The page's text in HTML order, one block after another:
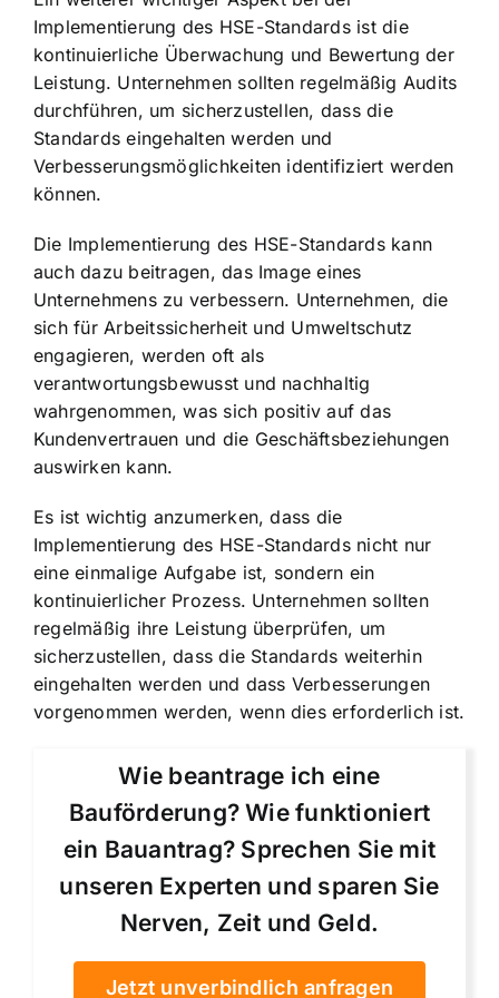
Implementierung des HSE-Standards ist die
kontinuierliche Überwachung und Bewertung der
Leistung. Unternehmen sollten regelmäßig Audits
durchführen, um sicherzustellen, dass die
Standards eingehalten werden und
Verbesserungsmöglichkeiten identifiziert werden
können.
Die Implementierung des HSE-Standards kann
auch dazu beitragen, das Image eines
Unternehmens zu verbessern. Unternehmen, die
sich für Arbeitssicherheit und Umweltschutz
engagieren, werden oft als
verantwortungsbewusst und nachhaltig
wahrgenommen, was sich positiv auf das
Kundenvertrauen und die Geschäftsbeziehungen
auswirken kann.
Es ist wichtig anzumerken, dass die
Implementierung des HSE-Standards nicht nur
eine einmalige Aufgabe ist, sondern ein
kontinuierlicher Prozess. Unternehmen sollten
regelmäßig ihre Leistung überprüfen, um
sicherzustellen, dass die Standards weiterhin
eingehalten werden und dass Verbesserungen
vorgenommen werden, wenn dies erforderlich ist.
Wie beantrage ich eine
Bauförderung? Wie funktioniert
ein Bauantrag? Sprechen Sie mit
unseren Experten und sparen Sie
Nerven, Zeit und Geld.
Jetzt unverbindlich anfragen